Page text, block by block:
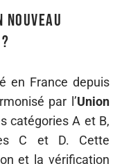
nouveau
en France depuis
par l’Union
catégories A et B,
C et D. Cette
et la vérification